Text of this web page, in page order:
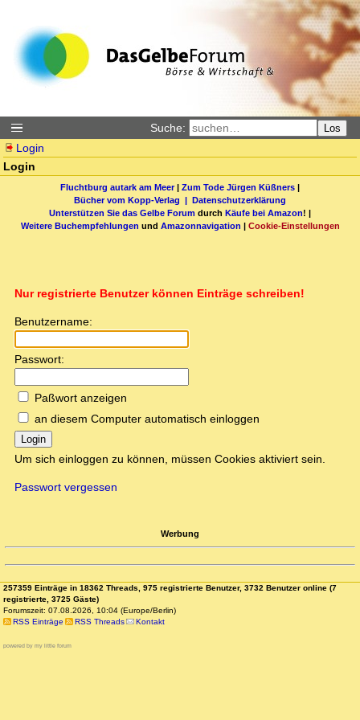
Suche: Los
Login
Login
Fluchtburg autark am Meer| Zum Tode Jürgen Küßners |
Bücher vom Kopp-Verlag | Datenschutzerklärung
Unterstützen Sie das Gelbe Forum durch Käufe bei Amazon! |
Weitere Buchempfehlungen und Amazonnavigation | Cookie-Einstellungen
Nur registrierte Benutzer können Einträge schreiben!
Benutzername:
Passwort:
Paßwort anzeigen
an diesem Computer automatisch einloggen
Login
Um sich einloggen zu können, müssen Cookies aktiviert sein.
Passwort vergessen
Werbung
257359 Einträge in 18362 Threads, 975 registrierte Benutzer, 3732 Benutzer online (7
registrierte, 3725 Gäste)
Forumszeit: 07.08.2026, 10:04 (Europe/Berlin)
RSS Einträge
RSS Threads Kontakt
powered by my little forum